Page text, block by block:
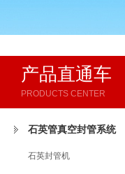
产品直通车
PRODUCTS CENTER
石英管真空封管系统
石英封管机